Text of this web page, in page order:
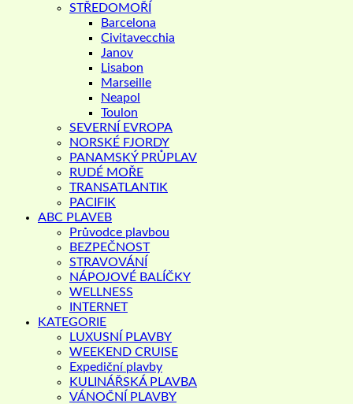
STŘEDOMOŘÍ
Barcelona
Civitavecchia
Janov
Lisabon
Marseille
Neapol
Toulon
SEVERNÍ EVROPA
NORSKÉ FJORDY
PANAMSKÝ PRŮPLAV
RUDÉ MOŘE
TRANSATLANTIK
PACIFIK
ABC PLAVEB
Průvodce plavbou
BEZPEČNOST
STRAVOVÁNÍ
NÁPOJOVÉ BALÍČKY
WELLNESS
INTERNET
KATEGORIE
LUXUSNÍ PLAVBY
WEEKEND CRUISE
Expediční plavby
KULINÁŘSKÁ PLAVBA
VÁNOČNÍ PLAVBY